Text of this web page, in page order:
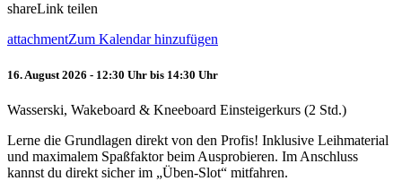
shareLink teilen
attachmentZum Kalendar hinzufügen
16. August 2026 - 12:30 Uhr bis 14:30 Uhr
Wasserski, Wakeboard & Kneeboard Einsteigerkurs (2 Std.)
Lerne die Grundlagen direkt von den Profis! Inklusive Leihmaterial
und maximalem Spaßfaktor beim Ausprobieren. Im Anschluss
kannst du direkt sicher im „Üben-Slot“ mitfahren.